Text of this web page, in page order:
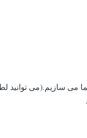
می سازیم.(می توانید